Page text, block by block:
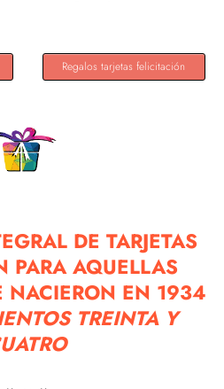
Regalos tarjetas felicitación
DE TARJETAS
PARA AQUELLAS
NACIERON EN 1934
TREINTA Y